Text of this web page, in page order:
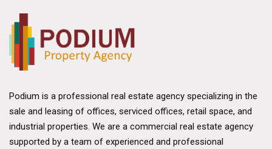
Podium is a professional real estate agency specializing in the
sale and leasing of offices, serviced offices, retail space, and
industrial properties. We are a commercial real estate agency
supported by a team of experienced and professional